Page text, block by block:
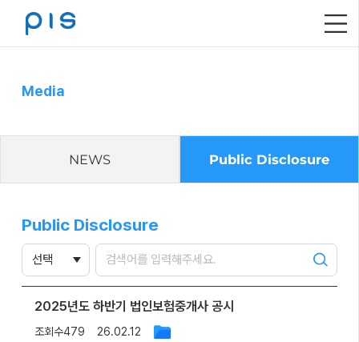
메
열
Media
NEWS Public Disclosure
Public Disclosure
검색하기
2025년도 하반기 법인보험중개사 공시
조회수479 26.02.12